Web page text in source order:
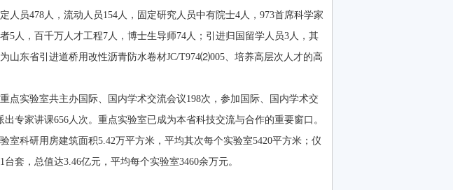
人员478人，流动人员154人，固定研究人员中有院士4人，973首席科学家
5人，百千万人才工程7人，博士生导师74人；引进归国留学人员3人，其
山东省引进道桥用改性沥青防水卷材JC/T974⑵005、培养高层次人才的高
点实验室共主办国际、国内学术交流会议198次，参加国际、国内学术交
专家讲课656人次。重点实验室已成为本省科技交流与合作的重要窗口。
室科研用房建筑面积5.42万平方米，平均其次每个实验室5420平方米；仪
套，总值达3.46亿元，平均每个实验室3460余万元。